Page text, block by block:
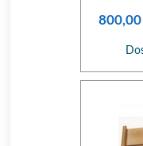
800,00